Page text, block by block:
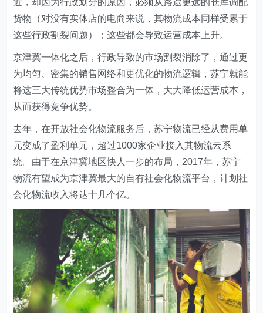
货物（对没有实体店的电商来说，其物流成本同样受累于
这些行政割裂问题）；这些都会导致运营成本上升。
京津冀一体化之后，行政导致的市场割裂消除了，通过更
为均匀、密集的销售网络和更优化的物流逻辑，苏宁就能
将这三大传统优势市场整合为一体，大大降低运营成本，
从而获得竞争优势。
去年，在开放社会化物流服务后，苏宁物流已经从费用单
元变成了盈利单元，超过1000家企业接入其物流云系
统。由于在京津冀地区快人一步的布局，2017年，苏宁
物流有望成为京津冀最大的自有社会化物流平台，计划社
会化物流收入将达十几个亿。